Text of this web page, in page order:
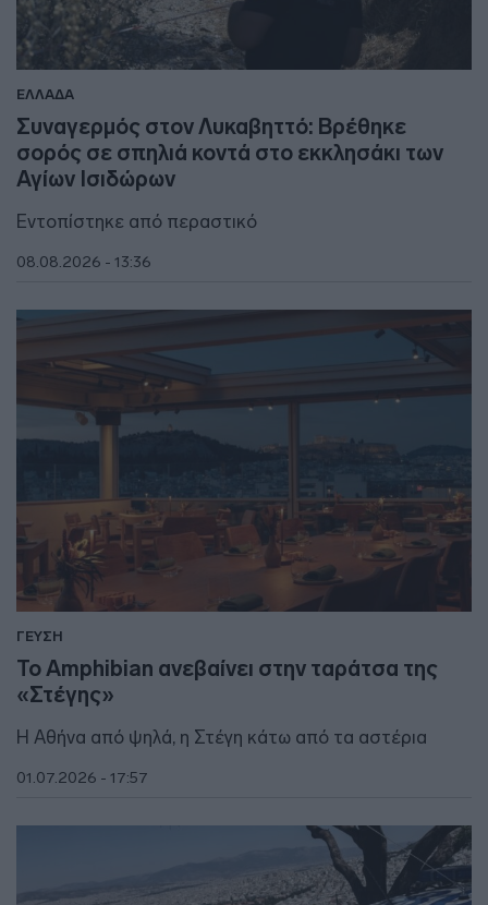
ΕΛΛΑΔΑ
Συναγερμός στον Λυκαβηττό: Βρέθηκε
σορός σε σπηλιά κοντά στο εκκλησάκι των
Αγίων Ισιδώρων
Εντοπίστηκε από περαστικό
08.08.2026 - 13:36
ΓΕΥΣΗ
Το Amphibian ανεβαίνει στην ταράτσα της
«Στέγης»
Η Αθήνα από ψηλά, η Στέγη κάτω από τα αστέρια
01.07.2026 - 17:57